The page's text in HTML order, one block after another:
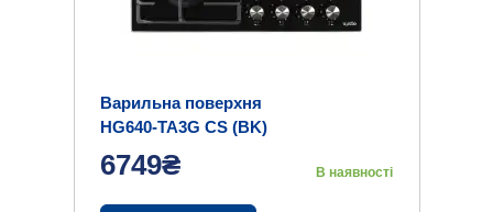
Варильна поверхня
HG640-TA3G CS (BK)
6749₴ В наявності